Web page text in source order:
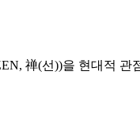
禅(선))을 현대적 관